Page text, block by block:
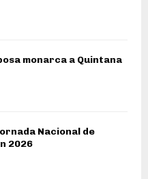
monarca a Quintana
Nacional de
2026